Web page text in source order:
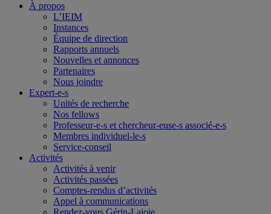
À propos
L’IEIM
Instances
Équipe de direction
Rapports annuels
Nouvelles et annonces
Partenaires
Nous joindre
Expert-e-s
Unités de recherche
Nos fellows
Professeur-e-s et chercheur-euse-s associé-e-s
Membres individuel-le-s
Service-conseil
Activités
Activités à venir
Activités passées
Comptes-rendus d’activités
Appel à communications
Rendez-vous Gérin-Lajoie